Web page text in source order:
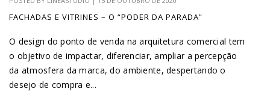
FACHADAS E VITRINES – O “PODER DA PARADA”
O design do ponto de venda na arquitetura comercial tem
o objetivo de impactar, diferenciar, ampliar a percepção
da atmosfera da marca, do ambiente, despertando o
desejo de compra e...